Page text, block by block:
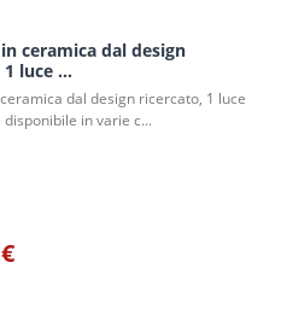
ceramica dal design
luce ...
dal design ricercato, 1 luce
disponibile in varie c...